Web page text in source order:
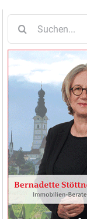
nach: